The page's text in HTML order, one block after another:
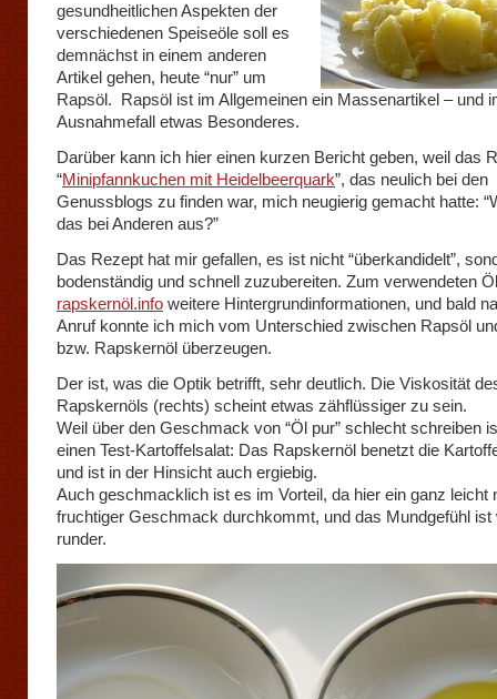
gesundheitlichen Aspekten der
verschiedenen Speiseöle soll es
demnächst in einem anderen
Artikel gehen, heute “nur” um
Rapsöl. Rapsöl ist im Allgemeinen ein Massenartikel – und
Ausnahmefall etwas Besonderes.
Darüber kann ich hier einen kurzen Bericht geben, weil das
“Minipfannkuchen mit Heidelbeerquark”, das neulich bei den
Genussblogs zu finden war, mich neugierig gemacht hatte:
das bei Anderen aus?”
Das Rezept hat mir gefallen, es ist nicht “überkandidelt”,
bodenständig und schnell zuzubereiten. Zum verwendeten
rapskernöl.info weitere Hintergrundinformationen, und bald
Anruf konnte ich mich vom Unterschied zwischen Rapsöl
bzw. Rapskernöl überzeugen.
Der ist, was die Optik betrifft, sehr deutlich. Die Viskosität
Rapskernöls (rechts) scheint etwas zähflüssiger zu sein.
Weil über den Geschmack von “Öl pur” schlecht schreiben
einen Test-Kartoffelsalat: Das Rapskernöl benetzt die
und ist in der Hinsicht auch ergiebig.
Auch geschmacklich ist es im Vorteil, da hier ein ganz leicht
fruchtiger Geschmack durchkommt, und das Mundgefühl ist
runder.